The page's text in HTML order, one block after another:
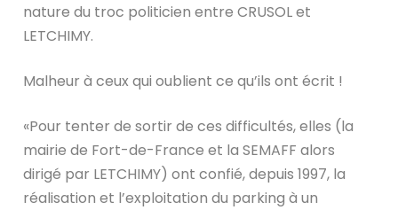
nature du troc politicien entre CRUSOL et
LETCHIMY.
Malheur à ceux qui oublient ce qu’ils ont écrit !
«Pour tenter de sortir de ces difficultés, elles (la
mairie de Fort-de-France et la SEMAFF alors
dirigé par LETCHIMY) ont confié, depuis 1997, la
réalisation et l’exploitation du parking à un